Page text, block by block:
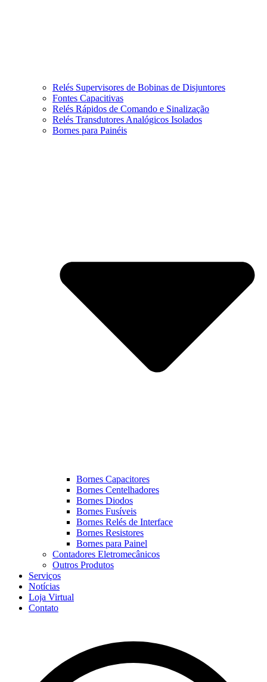
Relés Supervisores de Bobinas de Disjuntores
Fontes Capacitivas
Relés Rápidos de Comando e Sinalização
Relés Transdutores Analógicos Isolados
Bornes para Painéis
Bornes Capacitores
Bornes Centelhadores
Bornes Diodos
Bornes Fusíveis
Bornes Relés de Interface
Bornes Resistores
Bornes para Painel
Contadores Eletromecânicos
Outros Produtos
Serviços
Notícias
Loja Virtual
Contato